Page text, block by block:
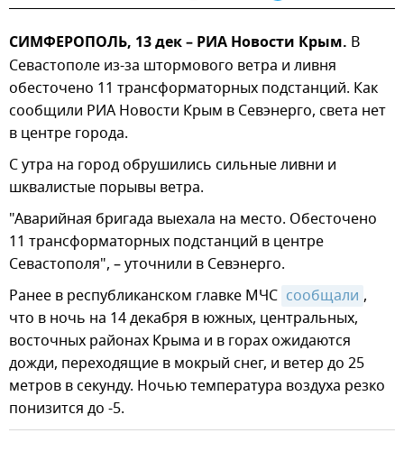
СИМФЕРОПОЛЬ, 13 дек – РИА Новости Крым. В
Севастополе из-за штормового ветра и ливня
обесточено 11 трансформаторных подстанций. Как
сообщили РИА Новости Крым в Севэнерго, света нет
в центре города.
С утра на город обрушились сильные ливни и
шквалистые порывы ветра.
"Аварийная бригада выехала на место. Обесточено
11 трансформаторных подстанций в центре
Севастополя", – уточнили в Севэнерго.
Ранее в республиканском главке МЧС сообщали ,
что в ночь на 14 декабря в южных, центральных,
восточных районах Крыма и в горах ожидаются
дожди, переходящие в мокрый снег, и ветер до 25
метров в секунду. Ночью температура воздуха резко
понизится до -5.